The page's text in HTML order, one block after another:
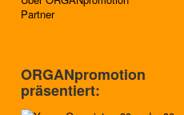
Partner
ORGANpromotion
präsentiert: